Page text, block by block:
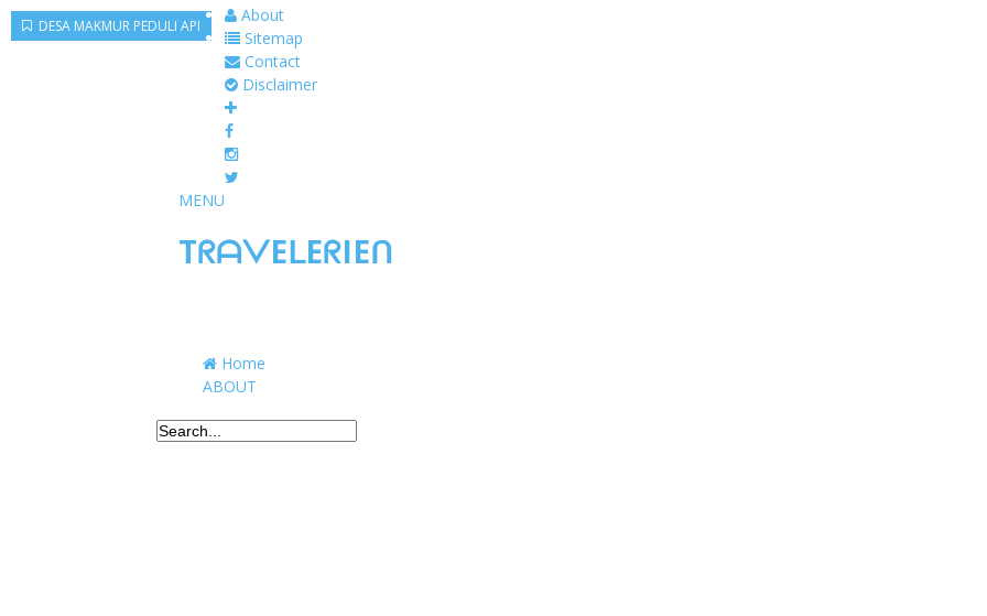
About
Sitemap
Contact
Disclaimer
MENU
TᖇᗩᐯEᒪEᖇIEᑎ
Home
ABOUT
DESA MAKMUR PEDULI API